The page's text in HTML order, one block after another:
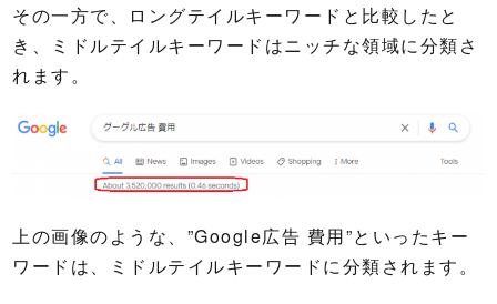
その一方で、ロングテイルキーワードと比較したと
き、ミドルテイルキーワードはニッチな領域に分類さ
れます。
上の画像のような、”Google広告 費用”といったキー
ワードは、ミドルテイルキーワードに分類されます。